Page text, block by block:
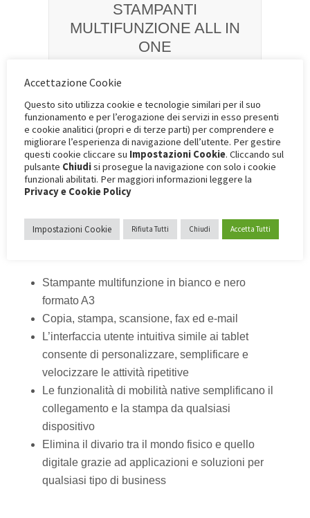
STAMPANTI
MULTIFUNZIONE ALL IN
ONE
Stampante multifunzione in bianco e nero
formato A3
Copia, stampa, scansione, fax ed e-mail
L’interfaccia utente intuitiva simile ai tablet
consente di personalizzare, semplificare e
velocizzare le attività ripetitive
Le funzionalità di mobilità native semplificano il
collegamento e la stampa da qualsiasi
dispositivo
Elimina il divario tra il mondo fisico e quello
digitale grazie ad applicazioni e soluzioni per
qualsiasi tipo di business
Accettazione Cookie
Questo sito utilizza cookie e tecnologie similari per il suo
funzionamento e per l’erogazione dei servizi in esso presenti
e cookie analitici (propri e di terze parti) per comprendere e
migliorare l’esperienza di navigazione dell’utente. Per gestire
questi cookie cliccare su Impostazioni Cookie. Cliccando sul
pulsante Chiudisi prosegue la navigazione con solo i cookie
funzionali abilitati. Per maggiori informazioni leggere la
Privacy e Cookie Policy
Impostazioni Cookie Rifiuta Tutti Chiudi Accetta Tutti